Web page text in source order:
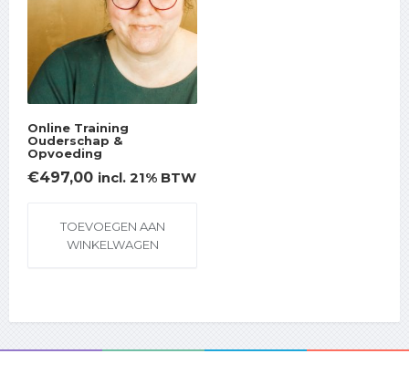
Online Training
Ouderschap &
Opvoeding
€497,00 incl. 21% BTW
TOEVOEGEN AAN
WINKELWAGEN